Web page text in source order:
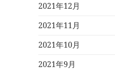
2021年12月
2021年11月
2021年10月
2021年9月